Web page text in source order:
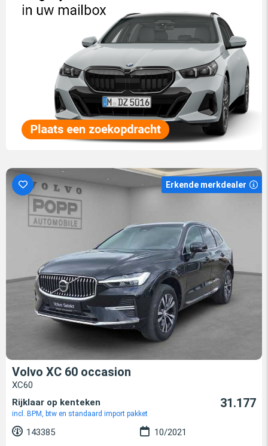
Erkende merkdealer
Volvo XC 60 occasion
XC60
Rijklaar op kenteken
incl. BPM, btw en standaard import pakket
31.177
143385
10/2021